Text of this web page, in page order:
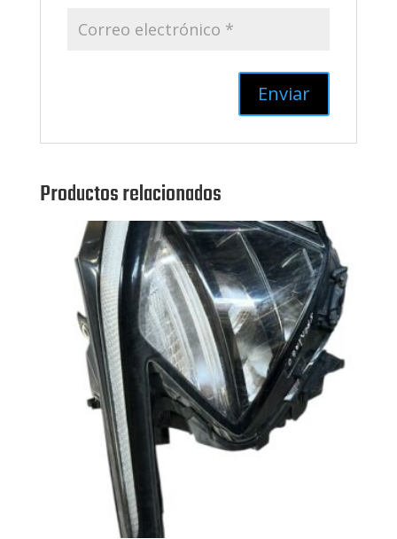
Productos relacionados